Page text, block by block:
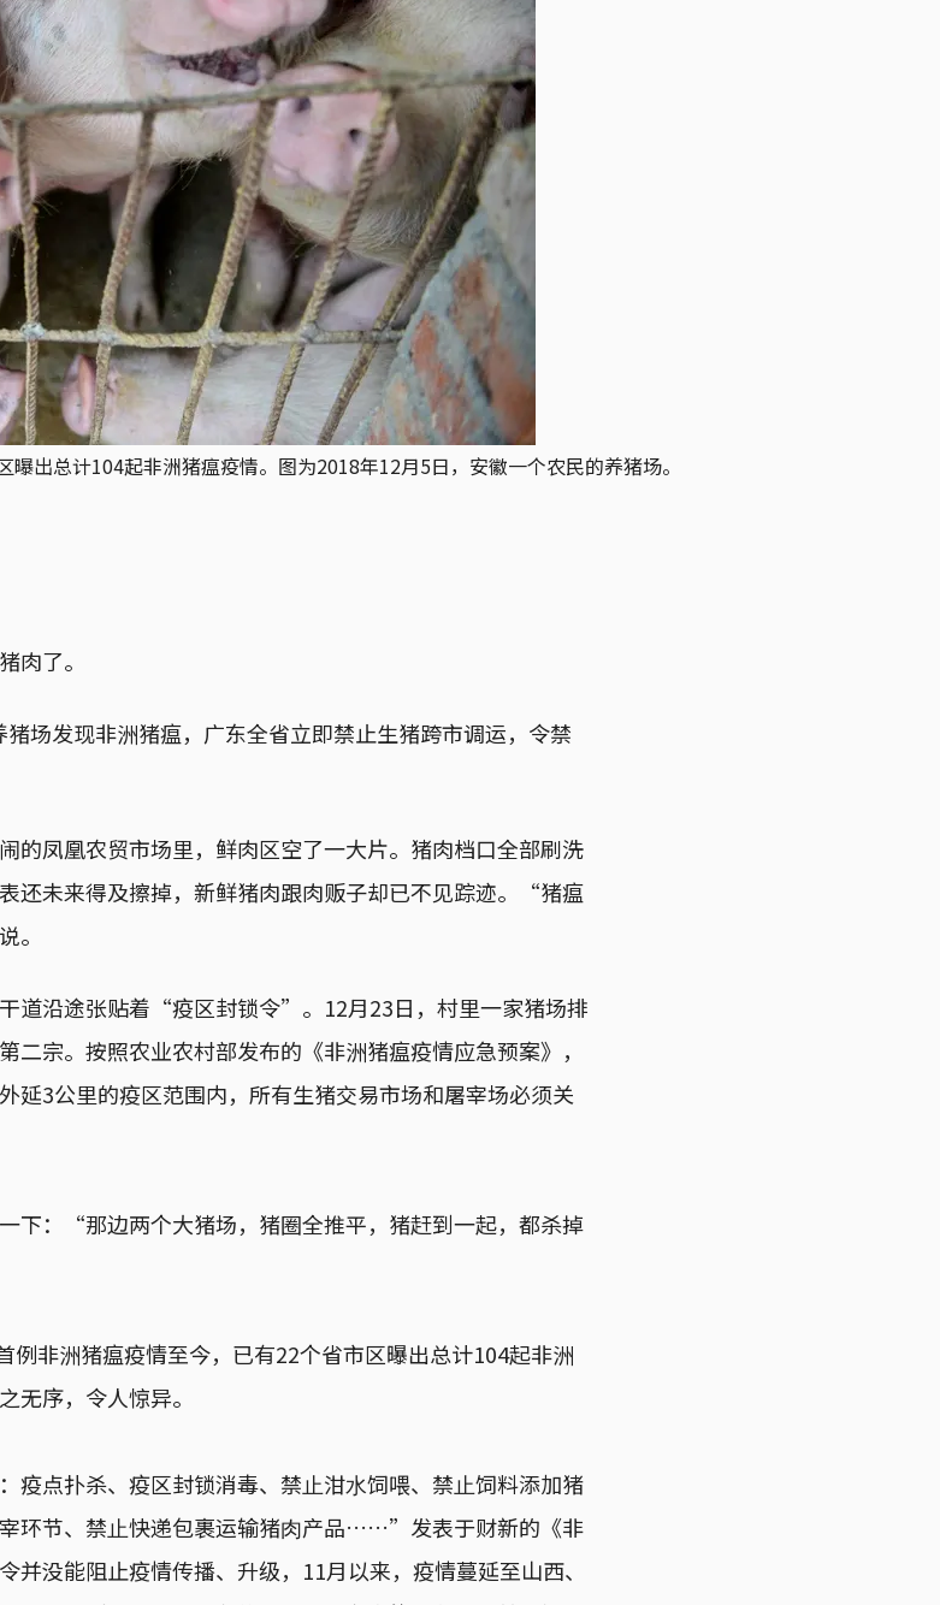
出总计104起非洲猪瘟疫情。图为2018年12月5日，安徽一个农民的养猪场。
肉了。
场发现非洲猪瘟，广东全省立即禁止生猪跨市调运，令禁
的凤凰农贸市场里，鲜肉区空了一大片。猪肉档口全部刷洗
还未来得及擦掉，新鲜猪肉跟肉贩子却已不见踪迹。“猪瘟
。
道沿途张贴着“疫区封锁令”。12月23日，村里一家猪场排
二宗。按照农业农村部发布的《非洲猪瘟疫情应急预案》，
延3公里的疫区范围内，所有生猪交易市场和屠宰场必须关
下：“那边两个大猪场，猪圈全推平，猪赶到一起，都杀掉
例非洲猪瘟疫情至今，已有22个省市区曝出总计104起非洲
无序，令人惊异。
疫点扑杀、疫区封锁消毒、禁⽌泔⽔饲喂、禁⽌饲料添加猪
环节、禁⽌快递包裹运输猪⾁产品……”发表于财新的《非
并没能阻止疫情传播、升级，11月以来，疫情蔓延至山西、